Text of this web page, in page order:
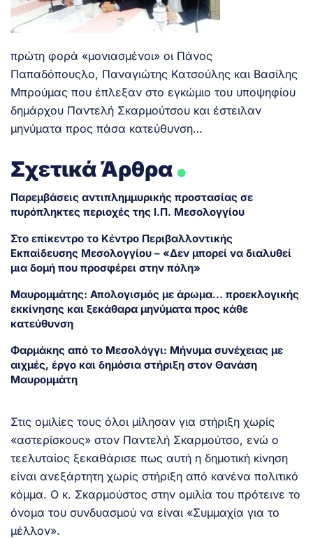
πρώτη φορά «μονιασμένοι» οι Πάνος
Παπαδόπουςλο, Παναγιώτης Κατσούλης και Βασίλης
Μπρούμας που έπλεξαν στο εγκώμιο του υποψηφίου
δημάρχου Παντελή Σκαρμούτσου και έστειλαν
μηνύματα προς πάσα κατεύθυνση…
Σχετικά Άρθρα.
Παρεμβάσεις αντιπλημμυρικής προστασίας σε
πυρόπληκτες περιοχές της Ι.Π. Μεσολογγίου
Στο επίκεντρο το Κέντρο Περιβαλλοντικής
Εκπαίδευσης Μεσολογγίου – «Δεν μπορεί να διαλυθεί
μια δομή που προσφέρει στην πόλη»
Μαυρομμάτης: Απολογισμός με άρωμα… προεκλογικής
εκκίνησης και ξεκάθαρα μηνύματα προς κάθε
κατεύθυνση
Φαρμάκης από το Μεσολόγγι: Μήνυμα συνέχειας με
αιχμές, έργο και δημόσια στήριξη στον Θανάση
Μαυρομμάτη
Στις ομιλίες τους όλοι μίλησαν για στήριξη χωρίς
«αστερίσκους» στον Παντελή Σκαρμούτσο, ενώ ο
τεελυταίος ξεκαθάρισε πως αυτή η δημοτική κίνηση
είναι ανεξάρτητη χωρίς στήριξη από κανένα πολιτικό
κόμμα. Ο κ. Σκαρμούστος στην ομιλία του πρότεινε το
όνομα του συνδυασμού να είναι «Συμμαχία για το
μέλλον».